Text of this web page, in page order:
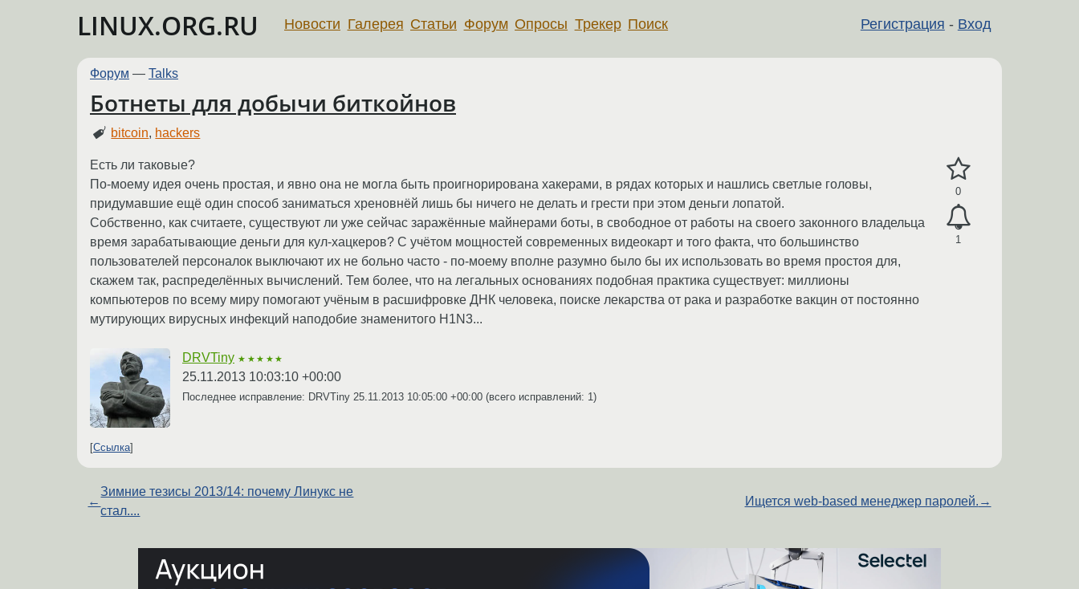
LINUX.ORG.RU Регистрация - Вход
Новости Галерея Статьи Форум Опросы Трекер Поиск
Форум — Talks
Ботнеты для добычи биткойнов
bitcoin, hackers
0
1
Есть ли таковые?
По-моему идея очень простая, и явно она не могла быть проигнорирована хакерами, в рядах которых и нашлись светлые головы,
придумавшие ещё один способ заниматься хреновнёй лишь бы ничего не делать и грести при этом деньги лопатой.
Собственно, как считаете, существуют ли уже сейчас заражённые майнерами боты, в свободное от работы на своего законного владельца
время зарабатывающие деньги для кул-хацкеров? С учётом мощностей современных видеокарт и того факта, что большинство
пользователей персоналок выключают их не больно часто - по-моему вполне разумно было бы их использовать во время простоя для,
скажем так, распределённых вычислений. Тем более, что на легальных основаниях подобная практика существует: миллионы
компьютеров по всему миру помогают учёным в расшифровке ДНК человека, поиске лекарства от рака и разработке вакцин от постоянно
мутирующих вирусных инфекций наподобие знаменитого H1N3...
DRVTiny ★★★★★
25.11.2013 10:03:10 +00:00
Последнее исправление: DRVTiny 25.11.2013 10:05:00 +00:00 (всего исправлений: 1)
Ссылка
←
Зимние тезисы 2013/14: почему Линукс не
стал....
Ищется web-based менеджер паролей. →